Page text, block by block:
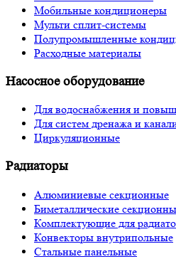
Мобильные кондиционеры
Мульти сплит-системы
Полупромышленные
Расходные материалы
Насосное оборудование
Для водоснабжения и
Для систем дренажа и
Циркуляционные
Радиаторы
Алюминиевые секционные
Биметаллические
Комплектующие для
Конвекторы внутрипольные
Стальные панельные